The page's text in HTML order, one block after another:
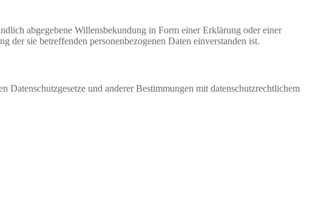
abgegebene Willensbekundung in Form einer Erklärung oder einer
der sie betreffenden personenbezogenen Daten einverstanden ist.
und anderer Bestimmungen mit datenschutzrechtlichem